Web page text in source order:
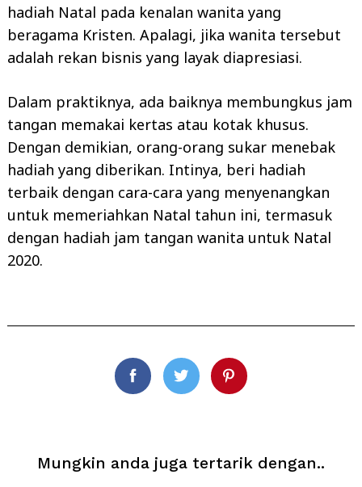
hadiah Natal pada kenalan wanita yang
beragama Kristen. Apalagi, jika wanita tersebut
adalah rekan bisnis yang layak diapresiasi.
Dalam praktiknya, ada baiknya membungkus jam
tangan memakai kertas atau kotak khusus.
Dengan demikian, orang-orang sukar menebak
hadiah yang diberikan. Intinya, beri hadiah
terbaik dengan cara-cara yang menyenangkan
untuk memeriahkan Natal tahun ini, termasuk
dengan hadiah jam tangan wanita untuk Natal
2020.
FacebookTwitterPinterest
Mungkin anda juga tertarik dengan..